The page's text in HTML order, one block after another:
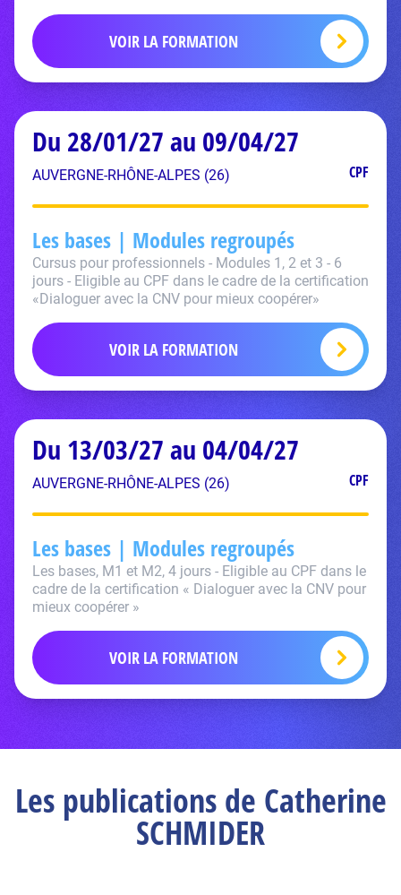
VOIR LA FORMATION
Du 28/01/27 au 09/04/27
AUVERGNE-RHÔNE-ALPES (26) CPF
Les bases | Modules regroupés
Cursus pour professionnels - Modules 1, 2 et 3 - 6
jours - Eligible au CPF dans le cadre de la certification
«Dialoguer avec la CNV pour mieux coopérer»
VOIR LA FORMATION
Du 13/03/27 au 04/04/27
AUVERGNE-RHÔNE-ALPES (26) CPF
Les bases | Modules regroupés
Les bases, M1 et M2, 4 jours - Eligible au CPF dans le
cadre de la certification « Dialoguer avec la CNV pour
mieux coopérer »
VOIR LA FORMATION
Les publications de Catherine
SCHMIDER